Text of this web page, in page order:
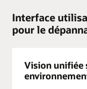
Interface
pour le
Vision unifiée